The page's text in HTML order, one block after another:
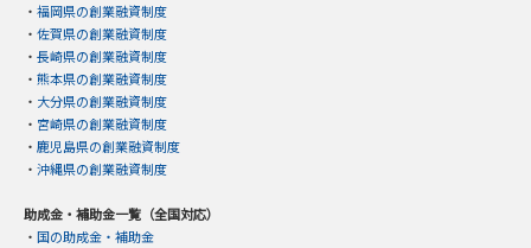
・ 福岡県の創業融資制度
・ 佐賀県の創業融資制度
・ 長崎県の創業融資制度
・ 熊本県の創業融資制度
・ 大分県の創業融資制度
・ 宮崎県の創業融資制度
・ 鹿児島県の創業融資制度
・ 沖縄県の創業融資制度
助成金・補助金一覧（全国対応）
・ 国の助成金・補助金